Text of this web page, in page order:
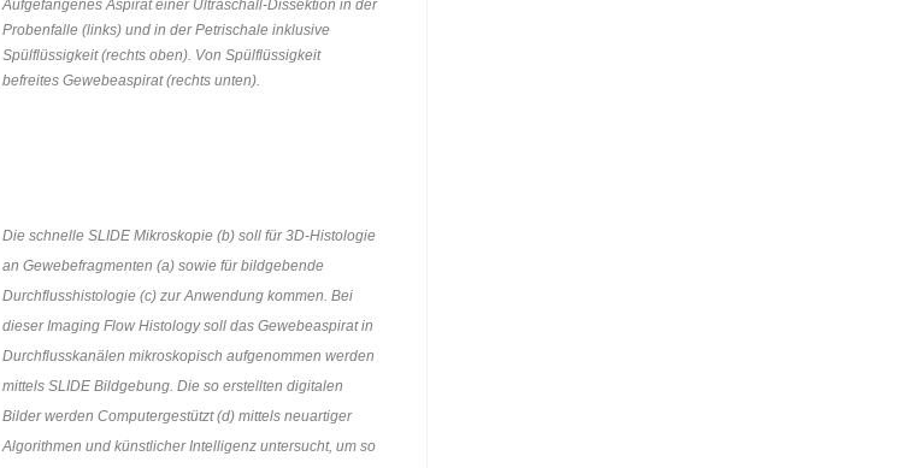
Aufgefangenes Aspirat einer Ultraschall-Dissektion in der
Probenfalle (links) und in der Petrischale inklusive
Spülflüssigkeit (rechts oben). Von Spülflüssigkeit
befreites Gewebeaspirat (rechts unten).
Die schnelle SLIDE Mikroskopie (b) soll für 3D-Histologie
an Gewebefragmenten (a) sowie für bildgebende
Durchflusshistologie (c) zur Anwendung kommen. Bei
dieser Imaging Flow Histology soll das Gewebeaspirat in
Durchflusskanälen mikroskopisch aufgenommen werden
mittels SLIDE Bildgebung. Die so erstellten digitalen
Bilder werden Computergestützt (d) mittels neuartiger
Algorithmen und künstlicher Intelligenz untersucht, um so